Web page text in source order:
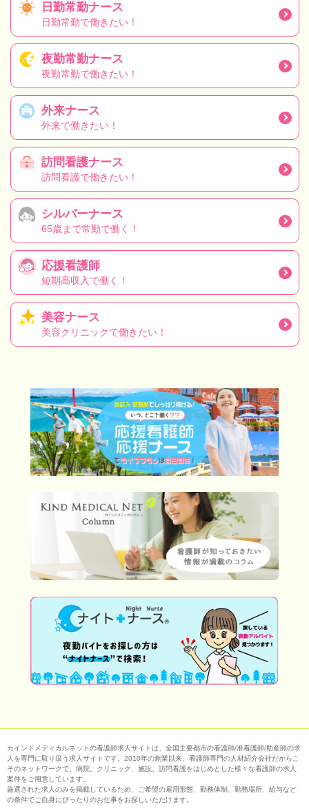
日勤常勤ナース
日勤常勤で働きたい！
夜勤常勤ナース
夜勤常勤で働きたい！
外来ナース
外来で働きたい！
訪問看護ナース
訪問看護で働きたい！
シルバーナース
65歳まで常勤で働く！
応援看護師
短期高収入で働く！
美容ナース
美容クリニックで働きたい！
カインドメディカルネットの看護師求人サイトは、全国主要都市の看護師/准看護師/助産師の求
人を専門に取り扱う求人サイトです。2010年の創業以来、看護師専門の人材紹介会社だからこ
そのネットワークで、病院、クリニック、施設、訪問看護をはじめとした様々な看護師の求人
案件をご用意しています。
厳選された求人のみを掲載しているため、ご希望の雇用形態、勤務体制、勤務場所、給与など
の条件でご自身にぴったりのお仕事をお探しいただけます。